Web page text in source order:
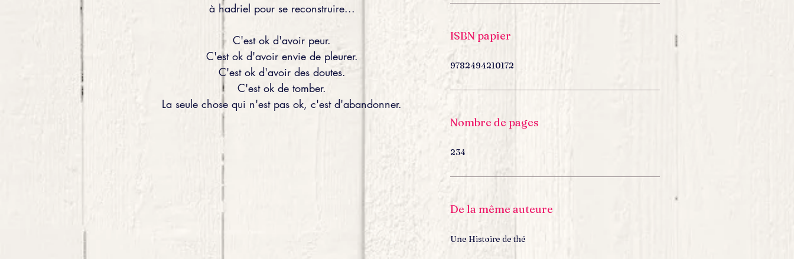
à hadriel pour se reconstruire...
C'est ok d'avoir peur.
C'est ok d'avoir envie de pleurer.
C'est ok d'avoir des doutes.
C'est ok de tomber.
La seule chose qui n'est pas ok, c'est d'abandonner.
ISBN papier
9782494210172
Nombre de pages
234
De la même auteure
Une Histoire de thé